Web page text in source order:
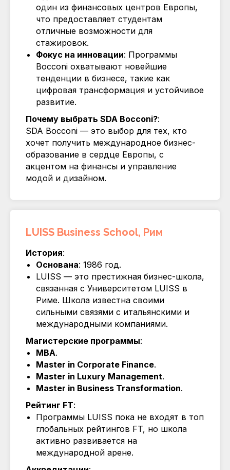
один из финансовых центров Европы,
что предоставляет студентам
отличные возможности для
стажировок.
Фокус на инновации: Программы
Bocconi охватывают новейшие
тенденции в бизнесе, такие как
цифровая трансформация и устойчивое
развитие.
Почему выбрать SDA Bocconi?:
SDA Bocconi — это выбор для тех, кто
хочет получить международное бизнес-
образование в сердце Европы, с
акцентом на финансы и управление
модой и дизайном.
LUISS Business School, Рим
История:
Основана: 1986 год.
LUISS — это престижная бизнес-школа,
связанная с Университетом LUISS в
Риме. Школа известна своими
сильными связями с итальянскими и
международными компаниями.
Магистерские программы:
MBA.
Master in Corporate Finance.
Master in Luxury Management.
Master in Business Transformation.
Рейтинг FT:
Программы LUISS пока не входят в топ
глобальных рейтингов FT, но школа
активно развивается на
международной арене.